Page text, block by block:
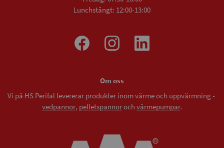
Lunchstängt: 12:00-13:00
Om oss
Vi på HS Perifal levererar produkter inom värme och uppvärmning -
vedpannor, pelletspannoroch värmepumpar.